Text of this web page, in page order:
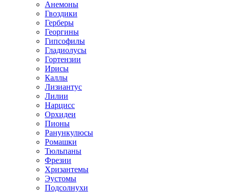
Анемоны
Гвоздики
Герберы
Георгины
Гипсофилы
Гладиолусы
Гортензии
Ирисы
Каллы
Лизиантус
Лилии
Нарцисс
Орхидеи
Пионы
Ранункулюсы
Ромашки
Тюльпаны
Фрезии
Хризантемы
Эустомы
Подсолнухи